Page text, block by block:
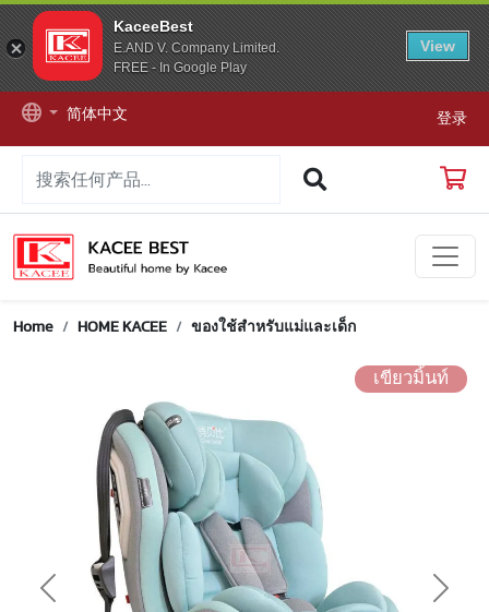
KaceeBest
E.AND V. Company Limited.
FREE - In Google Play
View
简体中文 登录
Home HOME KACEE ของใช้สำหรับแม่และเด็ก
เขียวมิ้นท์
Previous Next